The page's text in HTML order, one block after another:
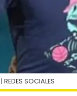
| REDES SOCIALES